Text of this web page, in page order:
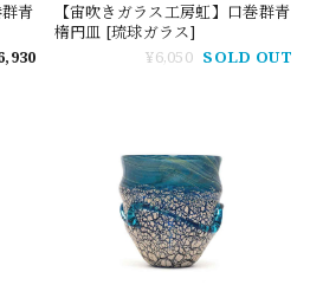
青
【宙吹きガラス工房虹】口巻群青
楕円皿 [琉球ガラス]
¥6,050 SOLD OUT